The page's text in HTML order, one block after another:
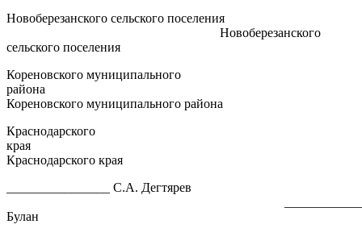
Новоберезанского сельского поселения
Новоберезанского
сельского поселения
Кореновского муниципального
Кореновского муниципального района
Краснодарского
Краснодарского края
________________ С.А. Дегтярев
Булан